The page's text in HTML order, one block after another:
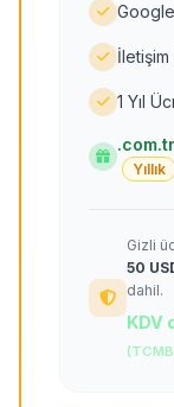
1 Yıl
Yıllık
Gizli
50
dahil.
KDV